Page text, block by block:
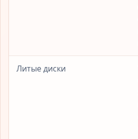
Литые диски